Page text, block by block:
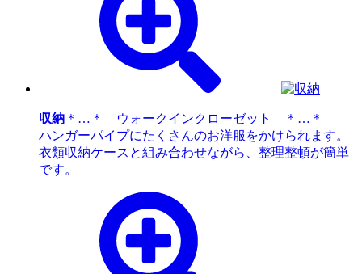
収納 ＊…＊ ウォークインクローゼット ＊…＊
ハンガーパイプにたくさんのお洋服をかけられます。
衣類収納ケースと組み合わせながら、整理整頓が簡単
です。